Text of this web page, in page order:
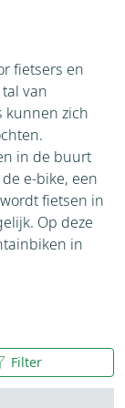
fietsers en
van
kunnen zich
in de buurt
e-bike, een
fietsen in
Op deze
in
Filter